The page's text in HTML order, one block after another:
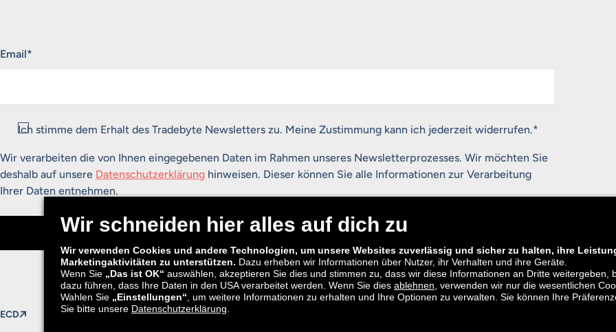
„*“ zeigt erforderliche Felder an
Email*
Consent*
Ich stimme dem Erhalt des Tradebyte Newsletters zu. Meine Zustimmung kann ich jederzeit widerrufen.*
Wir verarbeiten die von Ihnen eingegebenen Daten im Rahmen unseres Newsletterprozesses. Wir möchten Sie
deshalb auf unsere Datenschutzerklärung hinweisen. Dieser können Sie alle Informationen zur Verarbeitung
Ihrer Daten entnehmen.
Anmelden
ECD